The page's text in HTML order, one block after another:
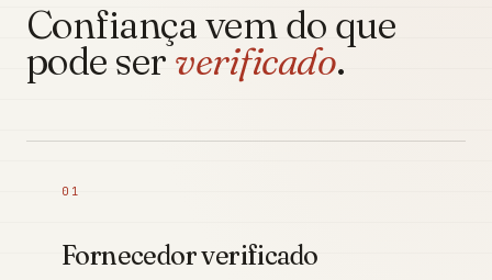
Confiança vem do que
pode serverificado.
01
Fornecedor verificado